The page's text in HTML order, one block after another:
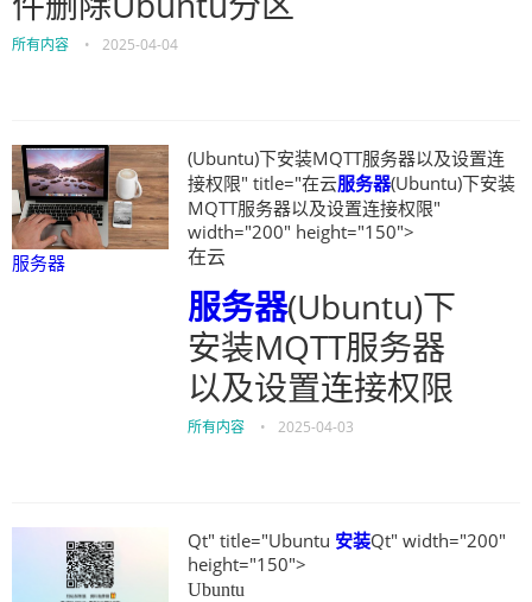
所有内容 • 2025-04-04
服务器
(Ubuntu)下安装MQTT服务器以及设置连
接权限" title="在云服务器(Ubuntu)下安装
MQTT服务器以及设置连接权限"
width="200" height="150">
在云
服务器(Ubuntu)下
安装MQTT服务器
以及设置连接权限
所有内容 • 2025-04-03
Qt" title="Ubuntu 安装Qt" width="200"
height="150">
Ubuntu